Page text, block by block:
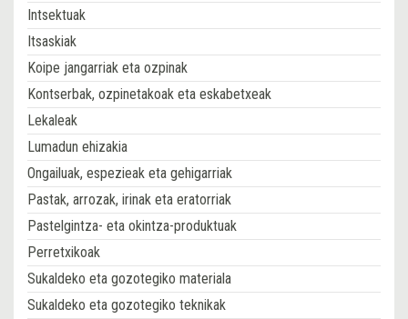
Intsektuak
Itsaskiak
Koipe jangarriak eta ozpinak
Kontserbak, ozpinetakoak eta eskabetxeak
Lekaleak
Lumadun ehizakia
Ongailuak, espezieak eta gehigarriak
Pastak, arrozak, irinak eta eratorriak
Pastelgintza- eta okintza-produktuak
Perretxikoak
Sukaldeko eta gozotegiko materiala
Sukaldeko eta gozotegiko teknikak